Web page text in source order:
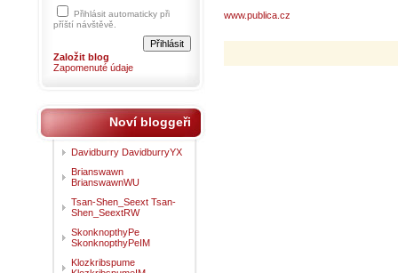
www.publica.cz
Přihlásit automaticky při
příští návštěvě.
Založit blog
Zapomenuté údaje
Noví bloggeři
Davidburry DavidburryYX
Brianswawn
BrianswawnWU
Tsan-Shen_Seext Tsan-
Shen_SeextRW
SkonknopthyPe
SkonknopthyPeIM
Klozkribspume